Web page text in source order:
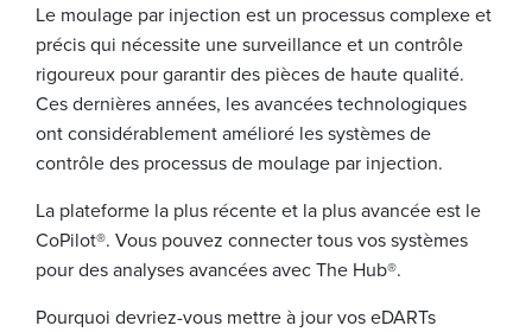
Le moulage par injection est un processus complexe et
précis qui nécessite une surveillance et un contrôle
rigoureux pour garantir des pièces de haute qualité.
Ces dernières années, les avancées technologiques
ont considérablement amélioré les systèmes de
contrôle des processus de moulage par injection.
La plateforme la plus récente et la plus avancée est le
CoPilot®. Vous pouvez connecter tous vos systèmes
pour des analyses avancées avec The Hub®.
Pourquoi devriez-vous mettre à jour vos eDARTs